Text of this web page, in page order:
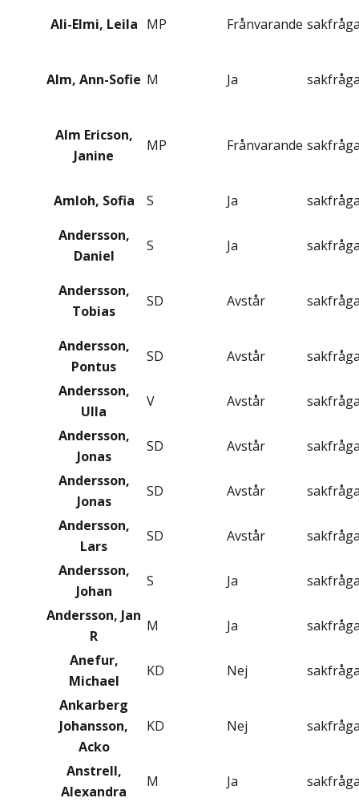
Ali-Elmi, Leila MP Frånvarande
Alm, Ann-Sofie M Ja
Alm Ericson,
Janine
MP Frånvarande
Amloh, Sofia S Ja
Andersson,
Daniel
S Ja
Andersson,
Tobias
SD Avstår
Andersson,
Pontus
SD Avstår
Andersson,
Ulla
V Avstår
Andersson,
Jonas
SD Avstår
Andersson,
Jonas
SD Avstår
Andersson,
Lars
SD Avstår
Andersson,
Johan
S Ja
Andersson, Jan
R
M Ja
Anefur,
Michael
KD Nej
Ankarberg
Johansson,
Acko
KD Nej
Anstrell,
Alexandra
M Ja